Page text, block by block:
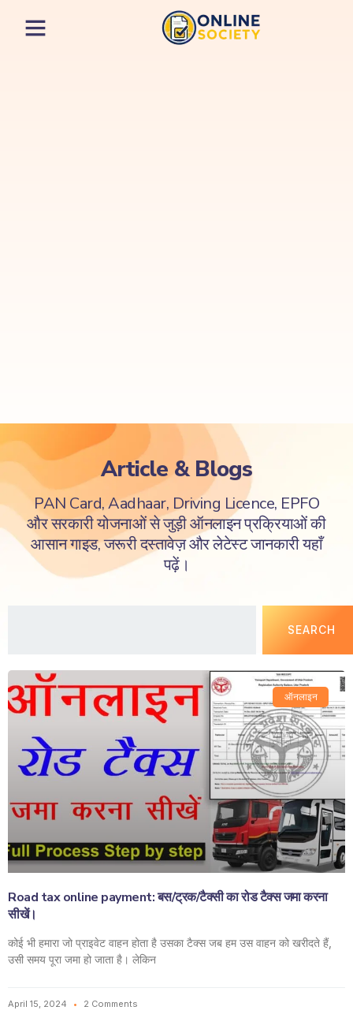
Article & Blogs
PAN Card, Aadhaar, Driving Licence, EPFO
और सरकारी योजनाओं से जुड़ी ऑनलाइन प्रक्रियाओं की
आसान गाइड, जरूरी दस्तावेज़ और लेटेस्ट जानकारी यहाँ
पढ़ें।
SEARCH
ऑनलाइन
Road tax online payment: बस/ट्रक/टैक्सी का रोड टैक्स जमा करना
सीखें।
कोई भी हमारा जो प्राइवेट वाहन होता है उसका टैक्स जब हम उस वाहन को खरीदते हैं,
उसी समय पूरा जमा हो जाता है। लेकिन
April 15, 2024 2 Comments